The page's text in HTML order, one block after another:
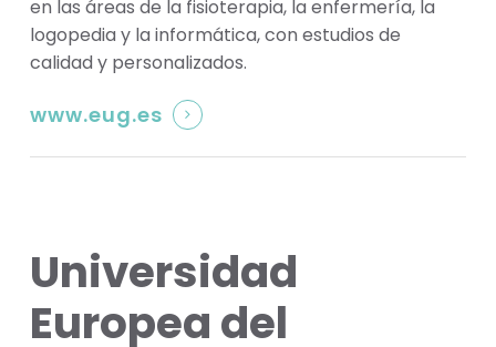
en las áreas de la fisioterapia, la enfermería, la
logopedia y la informática, con estudios de
calidad y personalizados.
www.eug.es
Universidad
Europea del